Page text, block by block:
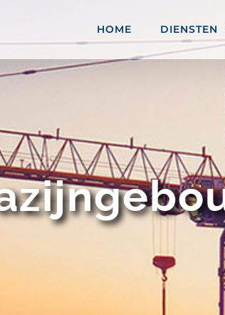
HOME DIENSTEN